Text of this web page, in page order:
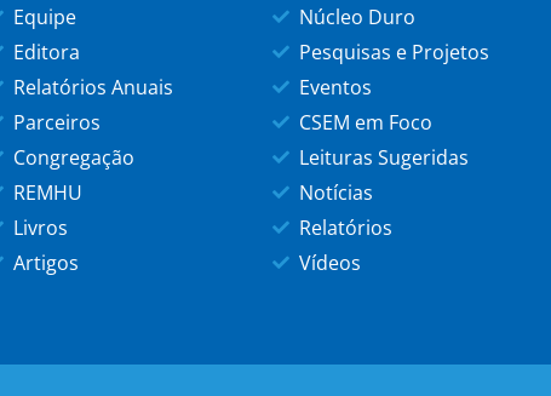
Equipe
Editora
Relatórios Anuais
Parceiros
Congregação
REMHU
Livros
Artigos
Núcleo Duro
Pesquisas e Projetos
Eventos
CSEM em Foco
Leituras Sugeridas
Notícias
Relatórios
Vídeos